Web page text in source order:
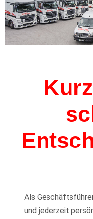
LOGISTIK
Wir fahren für Sie fast
Als
und jederzeit